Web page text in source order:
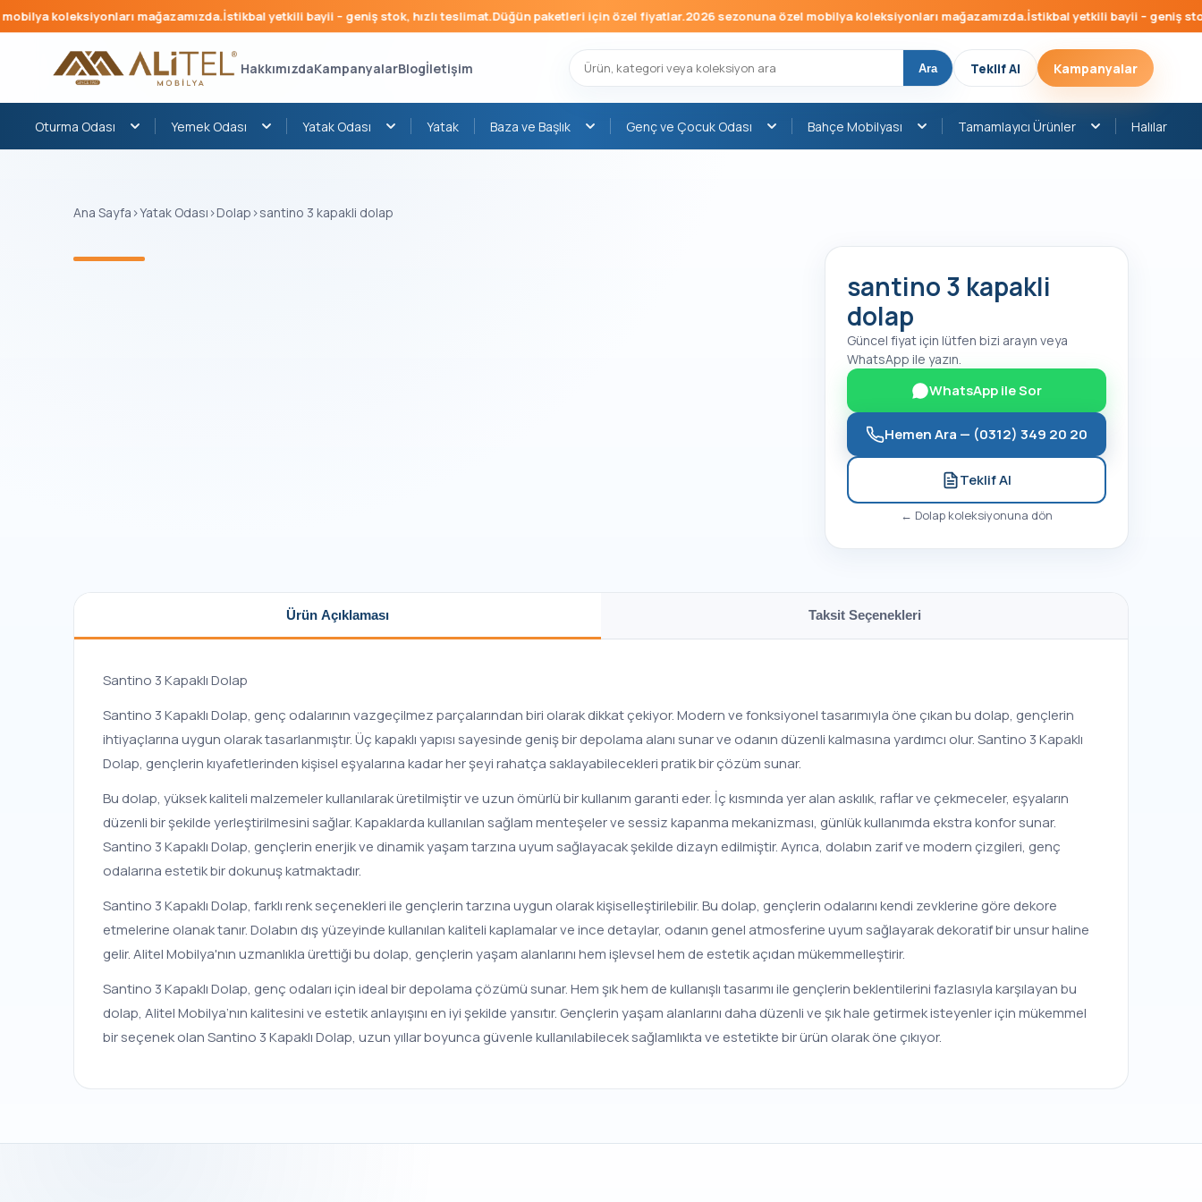
koleksiyonları mağazamızda.İstikbal yetkili bayii – geniş stok, hızlı teslimat.Düğün paketleri için özel fiyatlar.2026 sezonuna özel mobilya koleksiyonları mağazamızda.İstikbal yetkili bayii – geniş stok,
HakkımızdaKampanyalarBlogİletişim Ara Teklif Al Kampanyalar
Oturma Odası Yemek Odası Yatak Odası Yatak Baza ve Başlık Genç ve Çocuk Odası Bahçe Mobilyası Tamamlayıcı Ürünler Halılar
Ana Sayfa ›Yatak Odası ›Dolap ›santino 3 kapakli dolap
santino 3 kapakli
dolap
Güncel fiyat için lütfen bizi arayın veya
WhatsApp ile yazın.
WhatsApp ile Sor
Hemen Ara — (0312) 349 20 20
Teklif Al
← Dolap koleksiyonuna dön
Ürün Açıklaması Taksit Seçenekleri
Santino 3 Kapaklı Dolap
Santino 3 Kapaklı Dolap, genç odalarının vazgeçilmez parçalarından biri olarak dikkat çekiyor. Modern ve fonksiyonel tasarımıyla öne çıkan bu dolap, gençlerin
ihtiyaçlarına uygun olarak tasarlanmıştır. Üç kapaklı yapısı sayesinde geniş bir depolama alanı sunar ve odanın düzenli kalmasına yardımcı olur. Santino 3 Kapaklı
Dolap, gençlerin kıyafetlerinden kişisel eşyalarına kadar her şeyi rahatça saklayabilecekleri pratik bir çözüm sunar.
Bu dolap, yüksek kaliteli malzemeler kullanılarak üretilmiştir ve uzun ömürlü bir kullanım garanti eder. İç kısmında yer alan askılık, raflar ve çekmeceler, eşyaların
düzenli bir şekilde yerleştirilmesini sağlar. Kapaklarda kullanılan sağlam menteşeler ve sessiz kapanma mekanizması, günlük kullanımda ekstra konfor sunar.
Santino 3 Kapaklı Dolap, gençlerin enerjik ve dinamik yaşam tarzına uyum sağlayacak şekilde dizayn edilmiştir. Ayrıca, dolabın zarif ve modern çizgileri, genç
odalarına estetik bir dokunuş katmaktadır.
Santino 3 Kapaklı Dolap, farklı renk seçenekleri ile gençlerin tarzına uygun olarak kişiselleştirilebilir. Bu dolap, gençlerin odalarını kendi zevklerine göre dekore
etmelerine olanak tanır. Dolabın dış yüzeyinde kullanılan kaliteli kaplamalar ve ince detaylar, odanın genel atmosferine uyum sağlayarak dekoratif bir unsur haline
gelir. Alitel Mobilya'nın uzmanlıkla ürettiği bu dolap, gençlerin yaşam alanlarını hem işlevsel hem de estetik açıdan mükemmelleştirir.
Santino 3 Kapaklı Dolap, genç odaları için ideal bir depolama çözümü sunar. Hem şık hem de kullanışlı tasarımı ile gençlerin beklentilerini fazlasıyla karşılayan bu
dolap, Alitel Mobilya’nın kalitesini ve estetik anlayışını en iyi şekilde yansıtır. Gençlerin yaşam alanlarını daha düzenli ve şık hale getirmek isteyenler için mükemmel
bir seçenek olan Santino 3 Kapaklı Dolap, uzun yıllar boyunca güvenle kullanılabilecek sağlamlıkta ve estetikte bir ürün olarak öne çıkıyor.